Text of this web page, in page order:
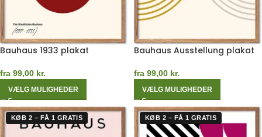
Bauhaus 1933 plakat
fra 99,00 kr.
VÆLG MULIGHEDER
Bauhaus Ausstellung plakat
fra 99,00 kr.
VÆLG MULIGHEDER
KØB 2 – FÅ 1 GRATIS KØB 2 – FÅ 1 GRATIS